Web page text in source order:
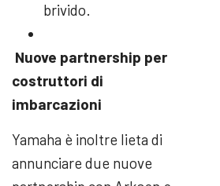
brivido.
Nuove partnership per
costruttori di
imbarcazioni
Yamaha è inoltre lieta di
annunciare due nuove